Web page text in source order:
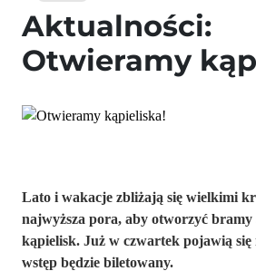
Aktualności:
Otwieramy
Lato i wakacje zbliżają się wielkimi
najwyższa pora, aby otworzyć bramy
kąpielisk. Już w czwartek pojawią
wstęp będzie biletowany.